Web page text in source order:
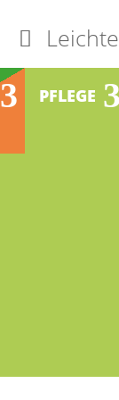
PFLEGE